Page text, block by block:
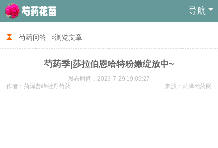
导航
芍药问答 >浏览文章
芍药季|莎拉伯恩哈特粉嫩绽放中~
发布时间：2023-7-29 19:09:27
来源：菏泽芍药网
作者：菏泽曹峰牡丹芍药